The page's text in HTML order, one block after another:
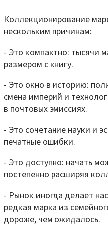
Коллекционирование
нескольким причинам:
- Это компактно: тысячи
размером с книгу.
- Это окно в историю:
смена империй и
в почтовых эмиссиях.
- Это сочетание науки и
печатные ошибки.
- Это доступно: начать
постепенно расширяя
- Рынок иногда делает
редкая марка из
дороже, чем ожидалось.